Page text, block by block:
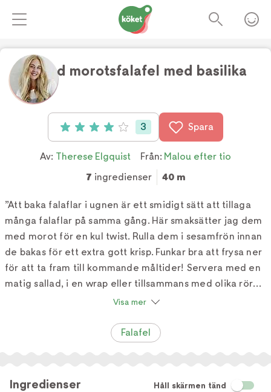
Bakad morotsfalafel med basilika
Betyg: 4 av 5 (3 röster)
3 Spara
Av: Therese Elgquist Från: Malou efter tio
7 ingredienser 40 m
”Att baka falaflar i ugnen är ett smidigt sätt att tillaga
många falaflar på samma gång. Här smaksätter jag dem
med morot för en kul twist. Rulla dem i sesamfrön innan
de bakas för ett extra gott krisp. Funkar bra att frysa ner
för att ta fram till kommande måltider! Servera med en
matig sallad, i en wrap eller tillsammans med olika röror
och ett gott bröd!” /Therese Elgquist
Visa mer
Falafel
Ingredienser Håll skärmen tänd